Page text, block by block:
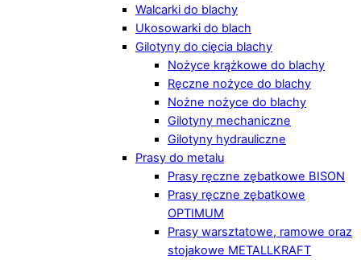
Walcarki do blachy
Ukosowarki do blach
Gilotyny do cięcia blachy
Nożyce krążkowe do blachy
Ręczne nożyce do blachy
Nożne nożyce do blachy
Gilotyny mechaniczne
Gilotyny hydrauliczne
Prasy do metalu
Prasy ręczne zębatkowe BISON
Prasy ręczne zębatkowe
OPTIMUM
Prasy warsztatowe, ramowe oraz
stojakowe METALLKRAFT